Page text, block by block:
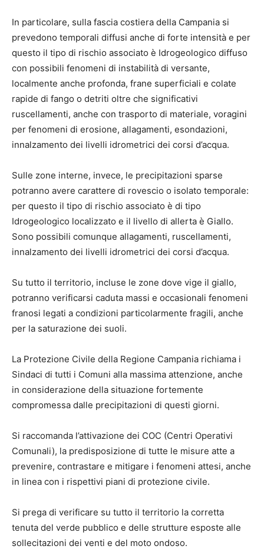
In particolare, sulla fascia costiera della Campania si
prevedono temporali diffusi anche di forte intensità e per
questo il tipo di rischio associato è Idrogeologico diffuso
con possibili fenomeni di instabilità di versante,
localmente anche profonda, frane superficiali e colate
rapide di fango o detriti oltre che significativi
ruscellamenti, anche con trasporto di materiale, voragini
per fenomeni di erosione, allagamenti, esondazioni,
innalzamento dei livelli idrometrici dei corsi d’acqua.
Sulle zone interne, invece, le precipitazioni sparse
potranno avere carattere di rovescio o isolato temporale:
per questo il tipo di rischio associato è di tipo
Idrogeologico localizzato e il livello di allerta è Giallo.
Sono possibili comunque allagamenti, ruscellamenti,
innalzamento dei livelli idrometrici dei corsi d’acqua.
Su tutto il territorio, incluse le zone dove vige il giallo,
potranno verificarsi caduta massi e occasionali fenomeni
franosi legati a condizioni particolarmente fragili, anche
per la saturazione dei suoli.
La Protezione Civile della Regione Campania richiama i
Sindaci di tutti i Comuni alla massima attenzione, anche
in considerazione della situazione fortemente
compromessa dalle precipitazioni di questi giorni.
Si raccomanda l’attivazione dei COC (Centri Operativi
Comunali), la predisposizione di tutte le misure atte a
prevenire, contrastare e mitigare i fenomeni attesi, anche
in linea con i rispettivi piani di protezione civile.
Si prega di verificare su tutto il territorio la corretta
tenuta del verde pubblico e delle strutture esposte alle
sollecitazioni dei venti e del moto ondoso.